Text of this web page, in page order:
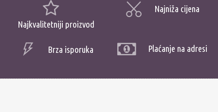
Najkvalitetniji proizvod
Najniža cijena
Brza isporuka Plaćanje na adresi